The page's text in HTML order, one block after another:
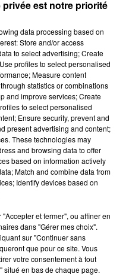
l’eau brune sort des
à Strasbourg :
réagit
: rencontre
rouges
est notre priorité
data processing based on
Store and/or access
to select advertising; Create
profiles to select personalised
Measure content
statistics or combinations
and improve services; Create
to select personalised
Ensure security, prevent and
present advertising and content;
These technologies may
and browsing data to offer
based on information actively
Match and combine data from
Identify devices based on
et fermer", ou affiner en
dans "Gérer mes choix".
sur "Continuer sans
que pour ce site. Vous
votre consentement à tout
situé en bas de chaque page.